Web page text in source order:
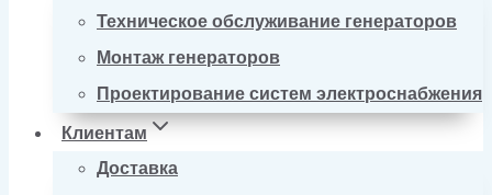
Техническое обслуживание генераторов
Монтаж генераторов
Проектирование систем электроснабжения
Клиентам
Доставка